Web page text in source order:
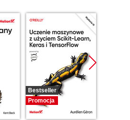
Bestseller
Promocja